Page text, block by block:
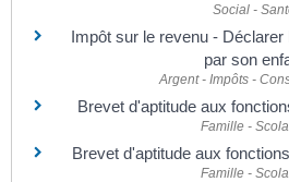
Social -
Impôt sur le revenu -
par son
Argent - Impôts -
Brevet d'aptitude aux
Famille -
Brevet d'aptitude aux
Famille -